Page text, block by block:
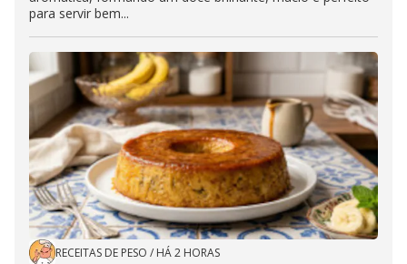
para servir bem...
RECEITAS DE PESO / HÁ 2 HORAS